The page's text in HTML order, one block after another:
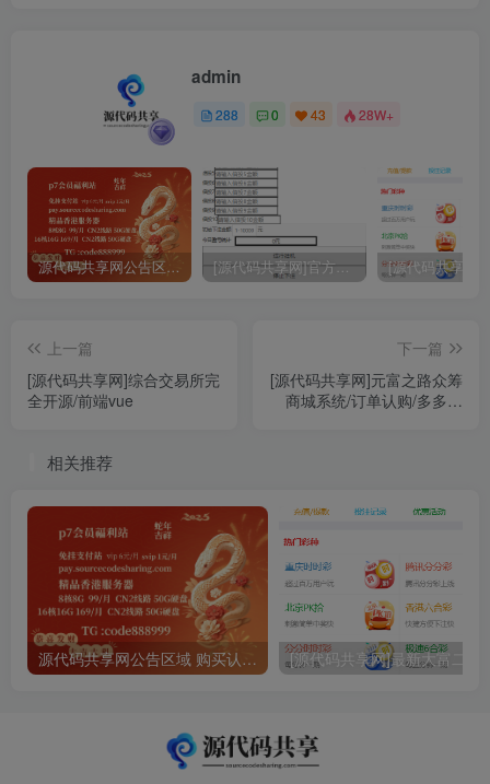
admin
288 0 43 28W+
源代码共享网公告区域 购买认真阅读 [源代码共享网]官方独家大富二次开发挂机软件 通用各种大富
上一篇
[源代码共享网]综合交易所完
全开源/前端vue
下一篇
[源代码共享网]元富之路众筹
商城系统/订单认购/多多优
相关推荐
源代码共享网公告区域 购买认真阅读